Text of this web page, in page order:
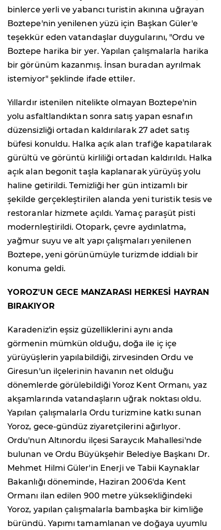
binlerce yerli ve yabancı turistin akınına uğrayan
Boztepe'nin yenilenen yüzü için Başkan Güler'e
teşekkür eden vatandaşlar duygularını, "Ordu ve
Boztepe harika bir yer. Yapılan çalışmalarla harika
bir görünüm kazanmış. İnsan buradan ayrılmak
istemiyor" şeklinde ifade ettiler.
Yıllardır istenilen nitelikte olmayan Boztepe'nin
yolu asfaltlandıktan sonra satış yapan esnafın
düzensizliği ortadan kaldırılarak 27 adet satış
büfesi konuldu. Halka açık alan trafiğe kapatılarak
gürültü ve görüntü kirliliği ortadan kaldırıldı. Halka
açık alan begonit taşla kaplanarak yürüyüş yolu
haline getirildi. Temizliği her gün intizamlı bir
şekilde gerçekleştirilen alanda yeni turistik tesis ve
restoranlar hizmete açıldı. Yamaç paraşüt pisti
modernleştirildi. Otopark, çevre aydınlatma,
yağmur suyu ve alt yapı çalışmaları yenilenen
Boztepe, yeni görünümüyle turizmde iddialı bir
konuma geldi.
YOROZ'UN GECE MANZARASI HERKESİ HAYRAN
BIRAKIYOR
Karadeniz'in eşsiz güzelliklerini aynı anda
görmenin mümkün olduğu, doğa ile iç içe
yürüyüşlerin yapılabildiği, zirvesinden Ordu ve
Giresun'un ilçelerinin havanın net olduğu
dönemlerde görülebildiği Yoroz Kent Ormanı, yaz
akşamlarında vatandaşların uğrak noktası oldu.
Yapılan çalışmalarla Ordu turizmine katkı sunan
Yoroz, gece-gündüz ziyaretçilerini ağırlıyor.
Ordu'nun Altınordu ilçesi Saraycık Mahallesi'nde
bulunan ve Ordu Büyükşehir Belediye Başkanı Dr.
Mehmet Hilmi Güler'in Enerji ve Tabii Kaynaklar
Bakanlığı döneminde, Haziran 2006'da Kent
Ormanı ilan edilen 900 metre yüksekliğindeki
Yoroz, yapılan çalışmalarla bambaşka bir kimliğe
büründü. Yapımı tamamlanan ve doğaya uyumlu